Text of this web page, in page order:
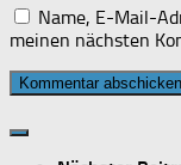
Name, E-Mail-
meinen nächsten